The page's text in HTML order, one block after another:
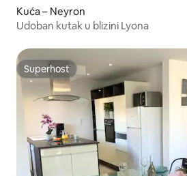
Kuća – Neyron
Udoban kutak u blizini Lyona
Superhost
Superhost